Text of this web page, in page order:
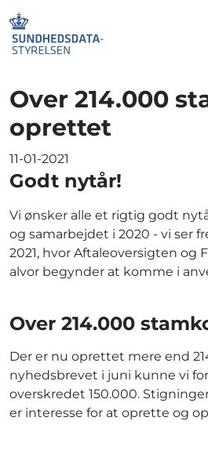
Over 214.000
oprettet
11-01-2021
Godt nytår!
Vi ønsker alle et rigtig godt
og samarbejdet i 2020 - vi ser
2021, hvor Aftaleoversigten og
alvor begynder at komme i
Over 214.000
Der er nu oprettet mere end
nyhedsbrevet i juni kunne vi
overskredet 150.000.
er interesse for at oprette og